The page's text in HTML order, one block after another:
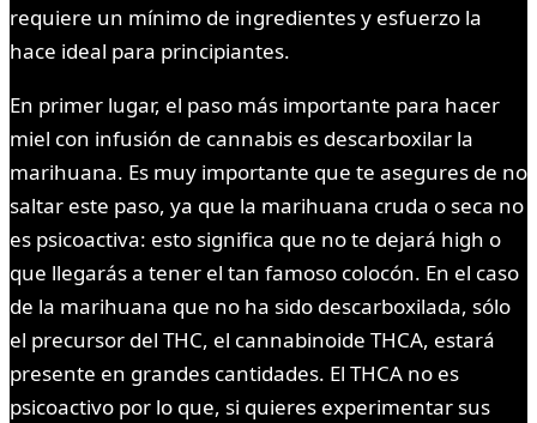
requiere un mínimo de ingredientes y esfuerzo la
hace ideal para principiantes.
En primer lugar, el paso más importante para hacer
miel con infusión de cannabis es descarboxilar la
marihuana. Es muy importante que te asegures de no
saltar este paso, ya que la marihuana cruda o seca no
es psicoactiva: esto significa que no te dejará high o
que llegarás a tener el tan famoso colocón. En el caso
de la marihuana que no ha sido descarboxilada, sólo
el precursor del THC, el cannabinoide THCA, estará
presente en grandes cantidades. El THCA no es
psicoactivo por lo que, si quieres experimentar sus